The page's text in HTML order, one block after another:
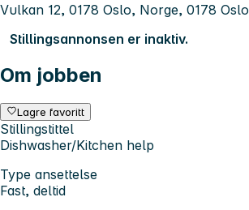
Vulkan 12, 0178 Oslo, Norge, 0178 Oslo
Stillingsannonsen er inaktiv.
Om jobben
Lagre favoritt
Stillingstittel
Dishwasher/Kitchen help
Type ansettelse
Fast, deltid